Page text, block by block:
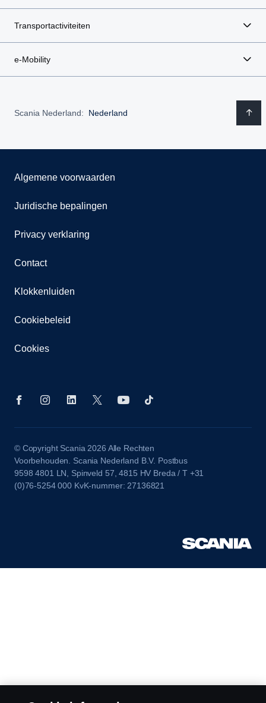
Transportactiviteiten
e-Mobility
Scania Nederland: Nederland
Algemene voorwaarden
Juridische bepalingen
Privacy verklaring
Contact
Klokkenluiden
Cookiebeleid
Cookies
© Copyright Scania 2026 Alle Rechten
Voorbehouden. Scania Nederland B.V. Postbus
9598 4801 LN, Spinveld 57, 4815 HV Breda / T +31
(0)76-5254 000 KvK-nummer: 27136821